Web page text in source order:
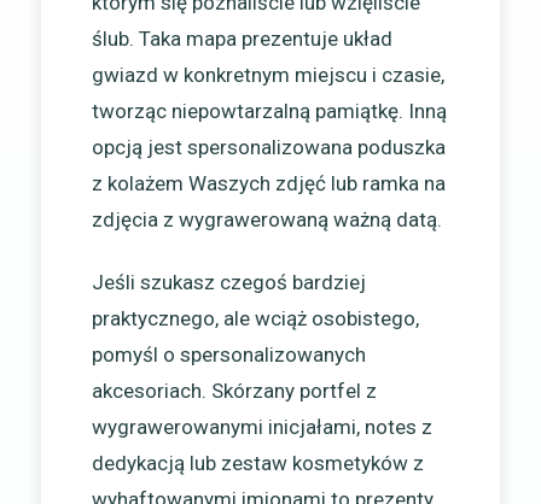
ślub. Taka mapa prezentuje układ
gwiazd w konkretnym miejscu i czasie,
tworząc niepowtarzalną pamiątkę. Inną
opcją jest spersonalizowana poduszka
z kolażem Waszych zdjęć lub ramka na
zdjęcia z wygrawerowaną ważną datą.
Jeśli szukasz czegoś bardziej
praktycznego, ale wciąż osobistego,
pomyśl o spersonalizowanych
akcesoriach. Skórzany portfel z
wygrawerowanymi inicjałami, notes z
dedykacją lub zestaw kosmetyków z
wyhaftowanymi imionami to prezenty,